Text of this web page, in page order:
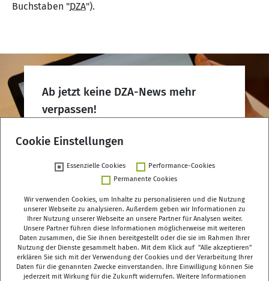
Buchstaben "DZA").
Ab jetzt keine DZA-News mehr
verpassen!
Deutsches Zentrum für Altersfragen (DZA)
Manfred-von-Richthofen-Straße 2
12101 Berlin
Cookie Einstellungen
Essenzielle Cookies
Performance-Cookies
Permanente Cookies
Wir verwenden Cookies, um Inhalte zu personalisieren und die Nutzung
unserer Webseite zu analysieren. Außerdem geben wir Informationen zu
Ihrer Nutzung unserer Webseite an unsere Partner für Analysen weiter.
Unsere Partner führen diese Informationen möglicherweise mit weiteren
Daten zusammen, die Sie ihnen bereitgestellt oder die sie im Rahmen Ihrer
Nutzung der Dienste gesammelt haben. Mit dem Klick auf "Alle akzeptieren"
erklären Sie sich mit der Verwendung der Cookies und der Verarbeitung Ihrer
Daten für die genannten Zwecke einverstanden. Ihre Einwilligung können Sie
jederzeit mit Wirkung für die Zukunft widerrufen. Weitere Informationen